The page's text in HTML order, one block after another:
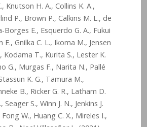
Knutson H. A., Collins K. A.,
P., Brown P., Calkins M. L., de
Borges E., Esquerdo G. A., Fukui
E., Gnilka C. L., Ikoma M., Jensen
Kodama T., Kurita S., Lester K.
G., Murgas F., Narita N., Pallé
K. G., Tamura M.,
B., Ricker G. R., Latham D.
S., Winn J. N., Jenkins J.
W., Huang C. X., Mireles I.,